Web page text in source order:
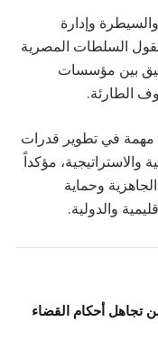
وإدارة
السلطات المصرية
بين مؤسسات
الطارئة.
مهمة في تطوير قدرات
والاستراتيجية، مؤكداً
وحماية
والدولية.
تجاهل أحكام القضاء